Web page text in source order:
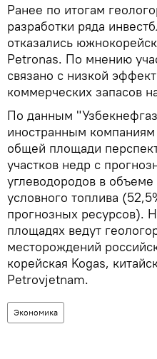
Ранее по итогам
разработки ряда
отказались
Petronas. По мнению
связано с низкой
коммерческих запасов
По данным
иностранным
общей площади
участков недр с
углеводородов в
условного топлива
прогнозных ресурсов).
площадях ведут
месторождений
корейская Kogas,
Petrovjetnam.
Экономика